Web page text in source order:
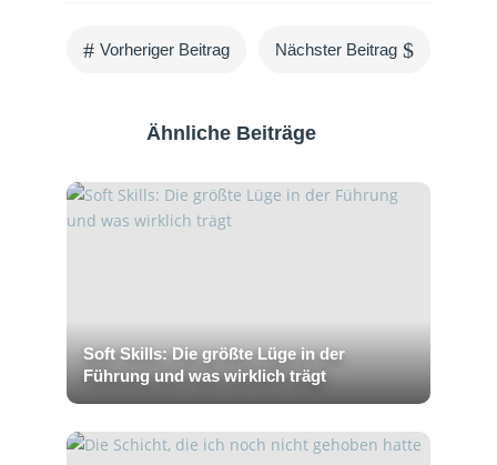
# Vorheriger Beitrag Nächster Beitrag $
Ähnliche Beiträge
Soft Skills: Die größte Lüge in der
Führung und was wirklich trägt